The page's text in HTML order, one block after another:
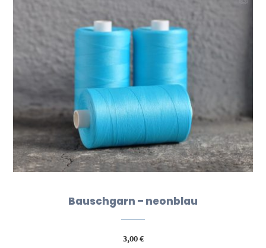
Bauschgarn – neonblau
3,00€